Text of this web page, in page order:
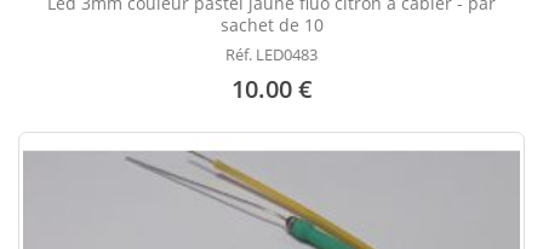
sachet de 10
Réf. LED0483
10.00 €